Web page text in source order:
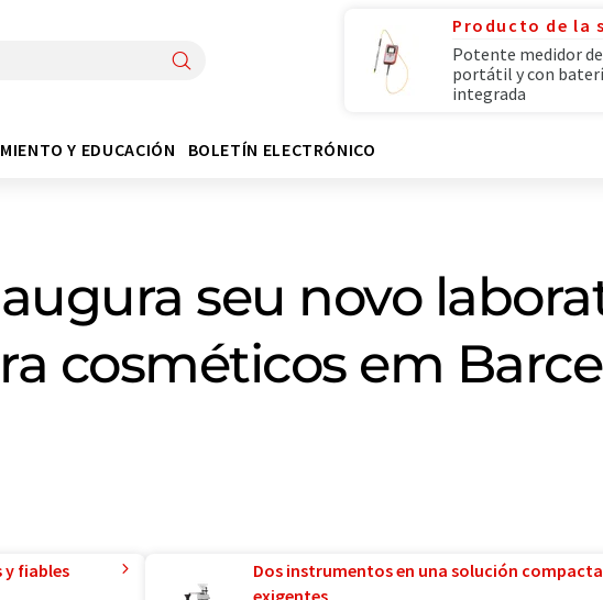
Producto de la
Potente medidor
portátil y con
integrada
Y EDUCACIÓN BOLETÍN ELECTRÓNICO
seu novo
cosméticos em
fiables
Dos instrumentos en una solución
exigentes